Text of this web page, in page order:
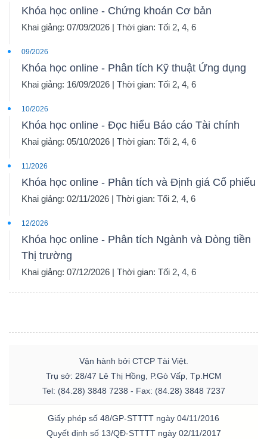
Khóa học online - Chứng khoán Cơ bản
Khai giảng: 07/09/2026 | Thời gian: Tối 2, 4, 6
09/2026
Khóa học online - Phân tích Kỹ thuật Ứng dụng
Khai giảng: 16/09/2026 | Thời gian: Tối 2, 4, 6
10/2026
Khóa học online - Đọc hiểu Báo cáo Tài chính
Khai giảng: 05/10/2026 | Thời gian: Tối 2, 4, 6
11/2026
Khóa học online - Phân tích và Định giá Cổ phiếu
Khai giảng: 02/11/2026 | Thời gian: Tối 2, 4, 6
12/2026
Khóa học online - Phân tích Ngành và Dòng tiền
Thị trường
Khai giảng: 07/12/2026 | Thời gian: Tối 2, 4, 6
Vận hành bởi CTCP Tài Việt.
Trụ sở: 28/47 Lê Thị Hồng, P.Gò Vấp, Tp.HCM
Tel: (84.28) 3848 7238 - Fax: (84.28) 3848 7237
Giấy phép số 48/GP-STTTT ngày 04/11/2016
Quyết định số 13/QĐ-STTTT ngày 02/11/2017